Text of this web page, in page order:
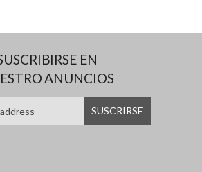
EN
ANUNCIOS